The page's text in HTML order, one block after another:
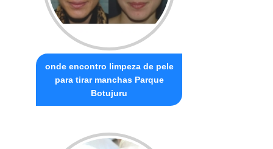
onde encontro limpeza de pele
para tirar manchas Parque
Botujuru